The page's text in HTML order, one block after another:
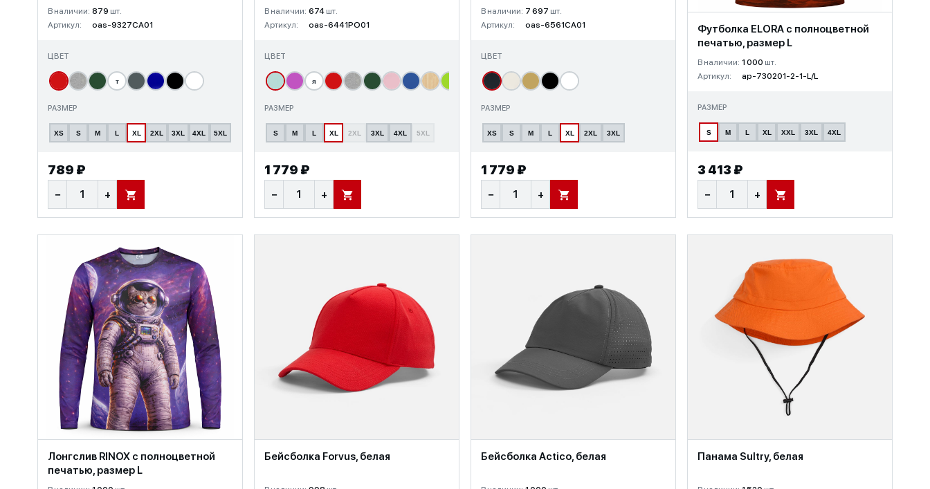
В наличии: 879 шт.
Артикул:
oas-9327CA01
ЦВЕТ
т
РАЗМЕР
XS S M L XL 2XL 3XL 4XL 5XL
789 ₽
− + В КОРЗИНУ
В наличии: 674 шт.
Артикул:
oas-6441PO01
ЦВЕТ
я
РАЗМЕР
S M L XL 2XL 3XL 4XL 5XL
1 779 ₽
− + В КОРЗИНУ
В наличии: 7 697 шт.
Артикул:
oas-6561CA01
ЦВЕТ
РАЗМЕР
XS S M L XL 2XL 3XL
1 779 ₽
− + В КОРЗИНУ
Футболка ELORA с полноцветной
печатью, размер L
В наличии: 1 000 шт.
Артикул:
ap-730201-2-1-L/L
РАЗМЕР
S M L XL XXL 3XL 4XL
3 413 ₽
− + В КОРЗИНУ
Лонгслив RINOX с полноцветной
печатью, размер L
Бейсболка Forvus, белая Бейсболка Actico, белая Панама Sultry, белая